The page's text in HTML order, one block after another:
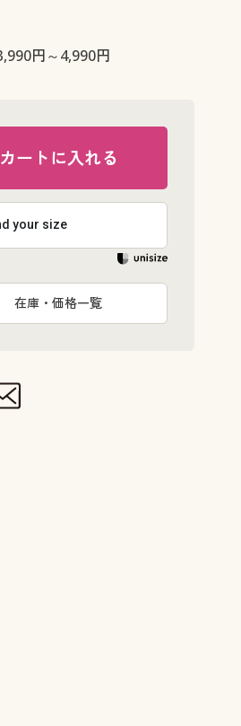
円～4,990円
ートに入れる
your size
在庫・価格一覧